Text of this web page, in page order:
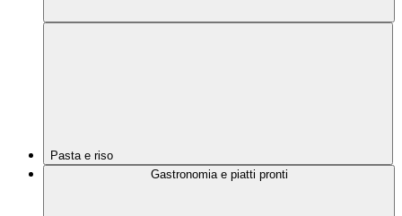
Pasta e riso
Gastronomia e piatti pronti